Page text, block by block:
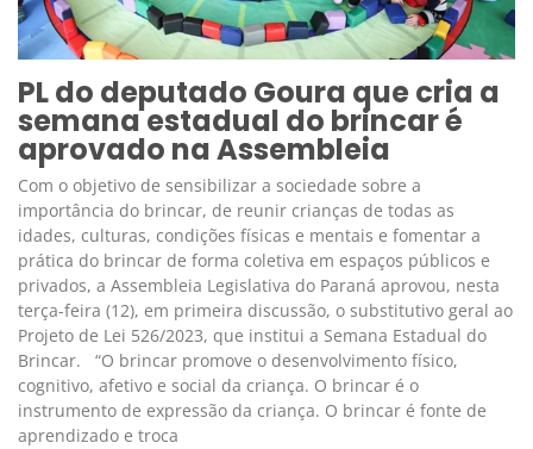
PL do deputado Goura que cria a
semana estadual do brincar é
aprovado na Assembleia
Com o objetivo de sensibilizar a sociedade sobre a
importância do brincar, de reunir crianças de todas as
idades, culturas, condições físicas e mentais e fomentar a
prática do brincar de forma coletiva em espaços públicos e
privados, a Assembleia Legislativa do Paraná aprovou, nesta
terça-feira (12), em primeira discussão, o substitutivo geral ao
Projeto de Lei 526/2023, que institui a Semana Estadual do
Brincar. “O brincar promove o desenvolvimento físico,
cognitivo, afetivo e social da criança. O brincar é o
instrumento de expressão da criança. O brincar é fonte de
aprendizado e troca